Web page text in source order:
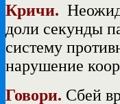
Кричи.
доли секунды
систему
нарушение
Говори. Сбей